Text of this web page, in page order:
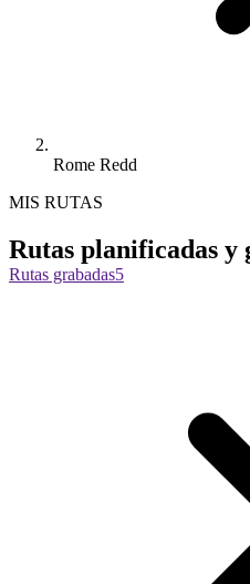
Rome Redd
MIS RUTAS
Rutas planificadas y
Rutas grabadas5